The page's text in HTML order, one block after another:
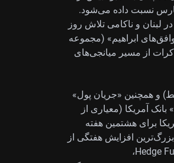
مارس نسبت داده می‌شود.
لبنان و ناکامی تلاش روز
ابراهیم» (مجموعه
از مسیر میانجی‌های
و همچنین «جریان پول»
آمریکا (معیاری از
و صندوق‌های سهام آمریکا برای هشتمین هفته
دلار جذب کردند که بزرگ‌ترین افزایش هفتگی از
اکتبر ۲۰۲۵ بوده است. گلدمن ساکس اعلام کرد صندوق‌های پوشش ریسک (Hedge Funds،